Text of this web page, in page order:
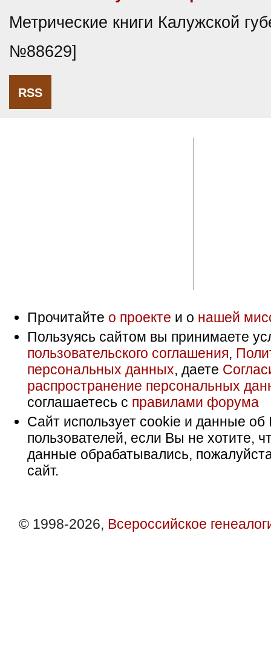
Метрические книги Калужской
№88629]
RSS
Прочитайте о проекте и о нашей
Пользуясь сайтом вы принимаете
пользовательского соглашения,
персональных данных, даете
распространение персональных
соглашаетесь с правилами форума
Сайт использует cookie и данные об
пользователей, если Вы не хотите,
данные обрабатывались,
сайт.
© 1998-2026, Всероссийское